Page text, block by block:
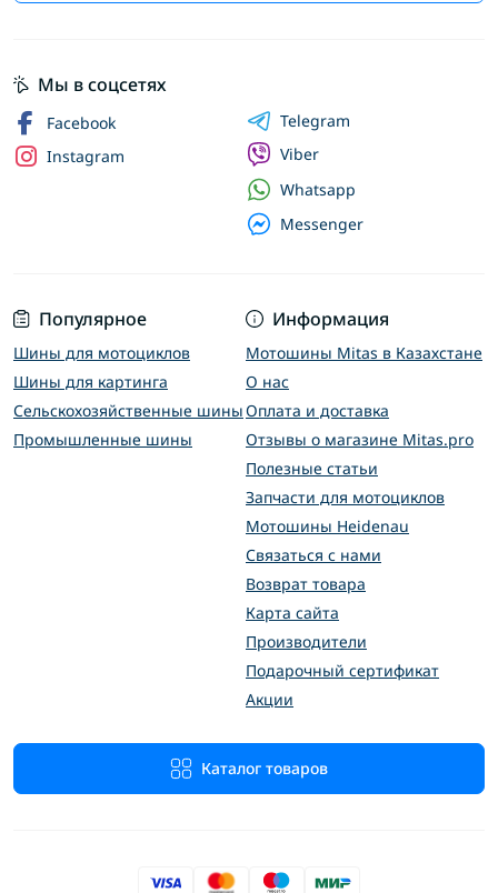
Популярное
Шины для мотоциклов
Шины для картинга
Сельскохозяйственные шины
Промышленные шины
Информация
Мотошины Mitas в Казахстане
О нас
Оплата и доставка
Отзывы о магазине Mitas.pro
Полезные статьи
Запчасти для мотоциклов
Мотошины Heidenau
Связаться с нами
Возврат товара
Карта сайта
Производители
Подарочный сертификат
Акции
Каталог товаров
Мы в соцсетях
Facebook
Instagram
Telegram
Viber
Whatsapp
Messenger